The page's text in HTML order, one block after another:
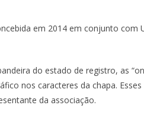
em 2014 em conjunto com
do estado de registro, as
nos caracteres da chapa.
da associação.